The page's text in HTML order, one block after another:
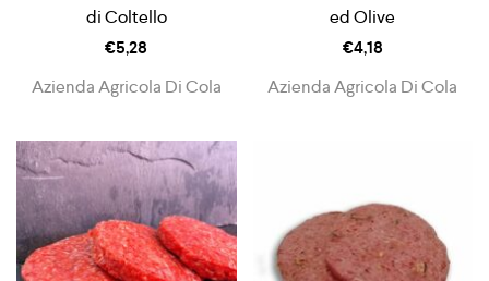
di Coltello
€5,28
Azienda Agricola Di Cola
ed Olive
€4,18
Azienda Agricola Di Cola